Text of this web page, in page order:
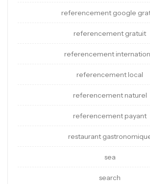
referencement google
referencement gratuit
referencement
referencement local
referencement naturel
referencement payant
restaurant
sea
search